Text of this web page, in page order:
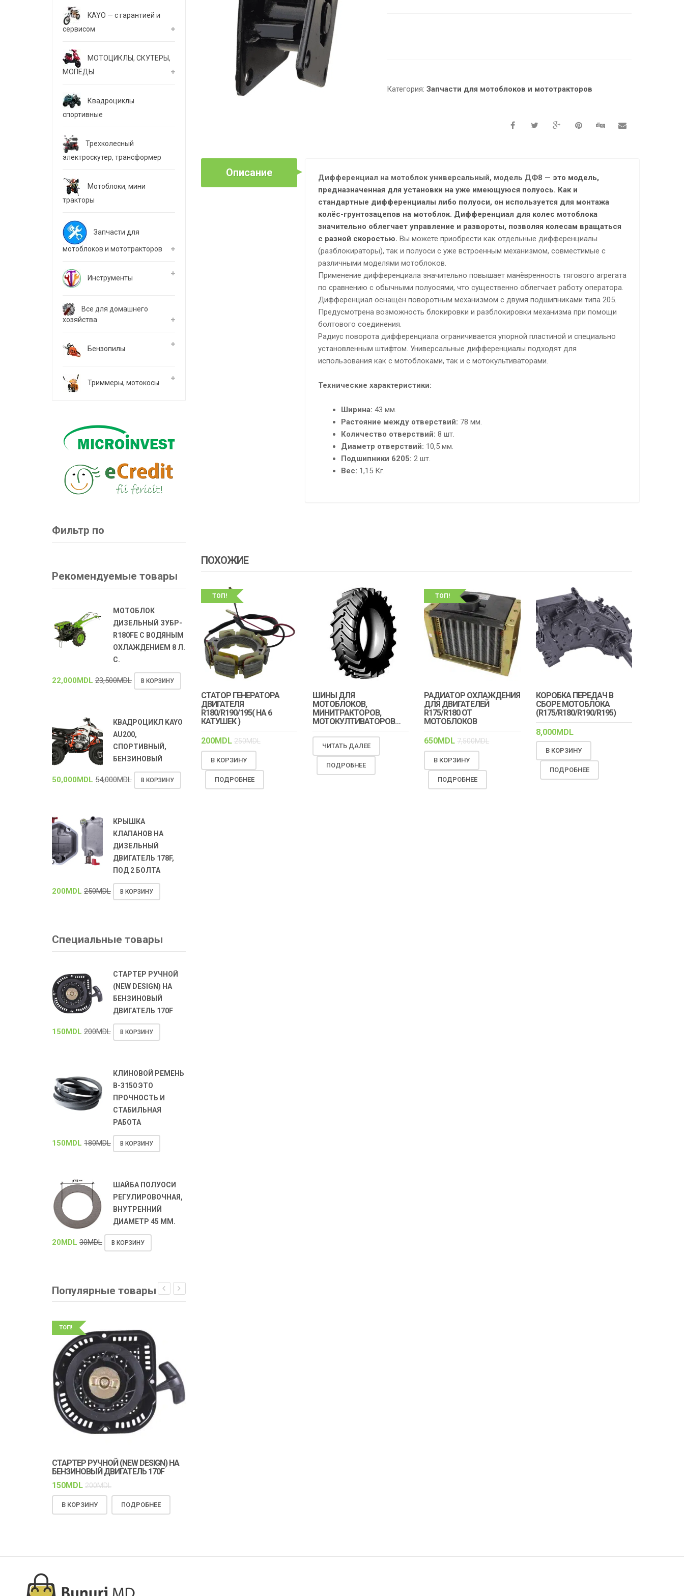
Категория:Запчасти для мотоблоков и мототракторов
Описание Дифференциал на мотоблок универсальный, модель ДФ8 — это модель,
предназначенная для установки на уже имеющуюся полуось. Как и
стандартные дифференциалы либо полуоси, он используется для монтажа
колёс-грунтозацепов на мотоблок. Дифференциал для колес мотоблока
значительно облегчает управление и развороты, позволяя колесам вращаться
с разной скоростью. Вы можете приобрести как отдельные дифференциалы
(разблокираторы), так и полуоси с уже встроенным механизмом, совместимые с
различными моделями мотоблоков.
Применение дифференциала значительно повышает манёвренность тягового агрегата
по сравнению с обычными полуосями, что существенно облегчает работу оператора.
Дифференциал оснащён поворотным механизмом с двумя подшипниками типа 205.
Предусмотрена возможность блокировки и разблокировки механизма при помощи
болтового соединения.
Радиус поворота дифференциала ограничивается упорной пластиной и специально
установленным штифтом. Универсальные дифференциалы подходят для
использования как с мотоблоками, так и с мотокультиваторами.
Технические характеристики:
Ширина: 43 мм.
Растояние между отверствий: 78 мм.
Количество отверствий: 8 шт.
Диаметр отверствий: 10,5 мм.
Подшипники 6205: 2 шт.
Вес: 1,15 Кг.
ПОХОЖИЕ
ТОП!
СТАТОР ГЕНЕРАТОРА
ДВИГАТЕЛЯ
R180/R190/195( НА 6
КАТУШЕК )
200MDL 250MDL
В КОРЗИНУ
ПОДРОБНЕЕ
ШИНЫ ДЛЯ
МОТОБЛОКОВ,
МИНИТРАКТОРОВ,
МОТОКУЛТИВАТОРОВ…
ЧИТАТЬ ДАЛЕЕ
ПОДРОБНЕЕ
ТОП!
РАДИАТОР ОХЛАЖДЕНИЯ
ДЛЯ ДВИГАТЕЛЕЙ
R175/R180 ОТ
МОТОБЛОКОВ
650MDL 7,500MDL
В КОРЗИНУ
ПОДРОБНЕЕ
КОРОБКА ПЕРЕДАЧ В
СБОРЕ МОТОБЛОКА
(R175/R180/R190/R195)
8,000MDL
В КОРЗИНУ
ПОДРОБНЕЕ
KAYO — с гарантией и
сервисом
МОТОЦИКЛЫ, СКУТЕРЫ,
МОПЕДЫ
Квадроциклы
спортивные
Трехколесный
электроскутер, трансформер
Мотоблоки, мини
тракторы
Запчасти для
мотоблоков и мототракторов
Инструменты
Все для домашнего
хозяйства
Бензопилы
Триммеры, мотокосы
Фильтр по
Рекомендуемые товары
МОТОБЛОК
ДИЗЕЛЬНЫЙ ЗУБР-
R180FE С ВОДЯНЫМ
ОХЛАЖДЕНИЕМ 8 Л.
С.
22,000MDL 23,500MDL В КОРЗИНУ
КВАДРОЦИКЛ KAYO
AU200,
СПОРТИВНЫЙ,
БЕНЗИНОВЫЙ
50,000MDL 54,000MDL В КОРЗИНУ
КРЫШКА
КЛАПАНОВ НА
ДИЗЕЛЬНЫЙ
ДВИГАТЕЛЬ 178F,
ПОД 2 БОЛТА
200MDL 250MDL В КОРЗИНУ
Специальные товары
СТАРТЕР РУЧНОЙ
(NEW DESIGN) НА
БЕНЗИНОВЫЙ
ДВИГАТЕЛЬ 170F
150MDL 200MDL В КОРЗИНУ
КЛИНОВОЙ РЕМЕНЬ
В-3150 ЭТО
ПРОЧНОСТЬ И
СТАБИЛЬНАЯ
РАБОТА
150MDL 180MDL В КОРЗИНУ
ШАЙБА ПОЛУОСИ
РЕГУЛИРОВОЧНАЯ,
ВНУТРЕННИЙ
ДИАМЕТР 45 ММ.
20MDL 30MDL В КОРЗИНУ
Популярные товары
ТОП!
СТАРТЕР РУЧНОЙ (NEW DESIGN) НА
БЕНЗИНОВЫЙ ДВИГАТЕЛЬ 170F
150MDL 200MDL
В КОРЗИНУ ПОДРОБНЕЕ